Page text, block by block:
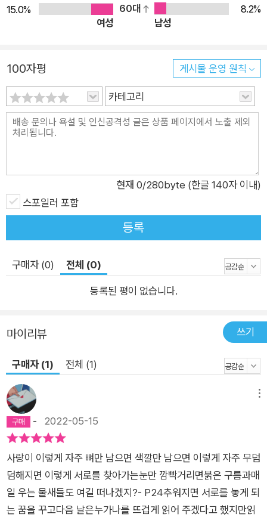
동을 일으킨다. ‘익는다’라는 양태의 서술어, ‘못’이라는 내면적
정신의 이미지, ‘발’이라는 신체 기관의 이미지를 비롯해 시간과
가 공허와 허무의 심연 속에 복잡다기한 흐름을 만든다. 성찰된
죽음을 관통한 사랑은 이전의 사랑과 같을 수 없다. ■ 시공의 바
깥으로 성숙 시간에 대한 인식은 최문자 시의 기본을 이루는 대표
적인 요소다. 이번 시집에서도 시간은 중요한 모티프로 등장한다.
특히 시적 주체의 시간 인식은 시간의 흐름에 대한 순응과 저항
스는 기회의 시간으로서 한순간에 모든 것이 응축되는 시간이다.
최문자는 특정 시간을 정지시키는 인식에 대해 각성하는 모습을
통해 시간의 순행적 흐름을 인지하면서도 그것을 내부에서 변용
시키는 시간으로서의 카이로스를 추구한다. 흐름과 멈춤이 공존
더 큰 사랑으로 회귀 이번 시집을 통해 최문자 시인은 개인적 사
랑의 차원을 공동체적 사랑의 차원으로 승화함으로써더 큰 사랑
서의 사랑이 숙성과 무한한 시공으로의 심연을 거쳐 더 큰 사랑으
로 돌아오는 과정은 인간에게 고통의 의미가 무엇인지에 대한 한
조각 답인 것도 같다. “늘 견디지 못하고 세상으로 나오는 굽은
못”이 “나선형”인 것처럼 최문자 시의 사랑의 행로 역시 순환적
반복을 통해 원주를 넓히며 더 큰 사랑으로 회귀한다. 고통받는
인간만이 더 큰 사랑으로 회귀할 수 있을 거라는 숭고한 탐구로
최문자의 시 역시 회귀한다.
15.0%
60대
8.2%
여성
남성
100자평 게시물 운영 원칙
카테고리
현재 0/280byte (한글 140자 이내)
스포일러 포함
등록
구매자 (0) 전체 (0)
등록된 평이 없습니다.
마이리뷰 쓰기
구매자 (1) 전체 (1)
- 2022-05-15
사랑이 이렇게 자주 뼈만 남으면 색깔만 남으면 이렇게 자주 무덤
덤해지면 이렇게 서로를 찾아가는눈만 깜빡거리면붉은 구름과매
일 우는 물새들도 여길 떠나겠지?- P24추워지면 서로를 놓게 되
는 꿈을 꾸고다음 날은누가나를 뜨겁게 읽어 주겠다고 했지만읽